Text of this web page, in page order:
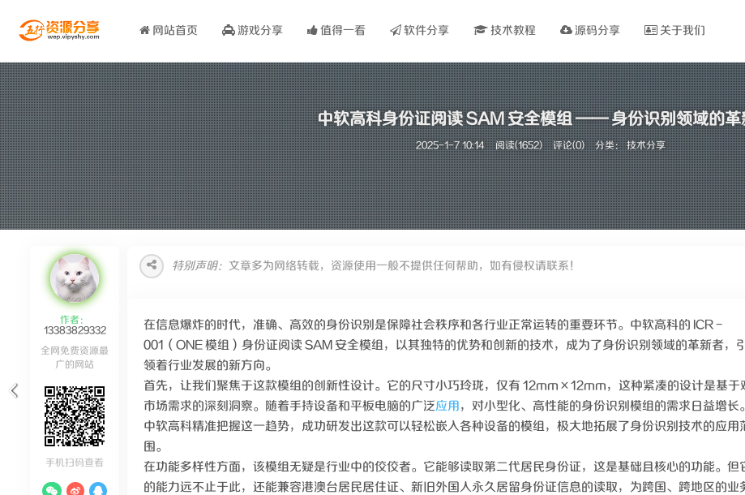
网站首页 游戏分享 值得一看 软件分享 技术教程 源码分享 关于我们
中软高科身份证阅读 SAM 安全模组 —— 身份识别领域的革
2025-1-7 10:14 阅读(1652) 评论(0) 分类：技术分享
作者：
13383829332
全网免费资源最
广的网站
手机扫码查看
特别声明： 文章多为网络转载，资源使用一般不提供任何帮助，如有侵权请联系！
在信息爆炸的时代，准确、高效的身份识别是保障社会秩序和各行业正常运转的重要环节。中软高科的 ICR -
001（ONE 模组）身份证阅读 SAM 安全模组，以其独特的优势和创新的技术，成为了身份识别领域的革新者，引
领着行业发展的新方向。
首先，让我们聚焦于这款模组的创新性设计。它的尺寸小巧玲珑，仅有 12mm×12mm，这种紧凑的设计是基于
市场需求的深刻洞察。随着手持设备和平板电脑的广泛应用，对小型化、高性能的身份识别模组的需求日益增长。
中软高科精准把握这一趋势，成功研发出这款可以轻松嵌入各种设备的模组，极大地拓展了身份识别技术的应用
围。
在功能多样性方面，该模组无疑是行业中的佼佼者。它能够读取第二代居民身份证，这是基础且核心的功能。但
的能力远不止于此，还能兼容港澳台居民居住证、新旧外国人永久居留身份证信息的读取，为跨国、跨地区的业